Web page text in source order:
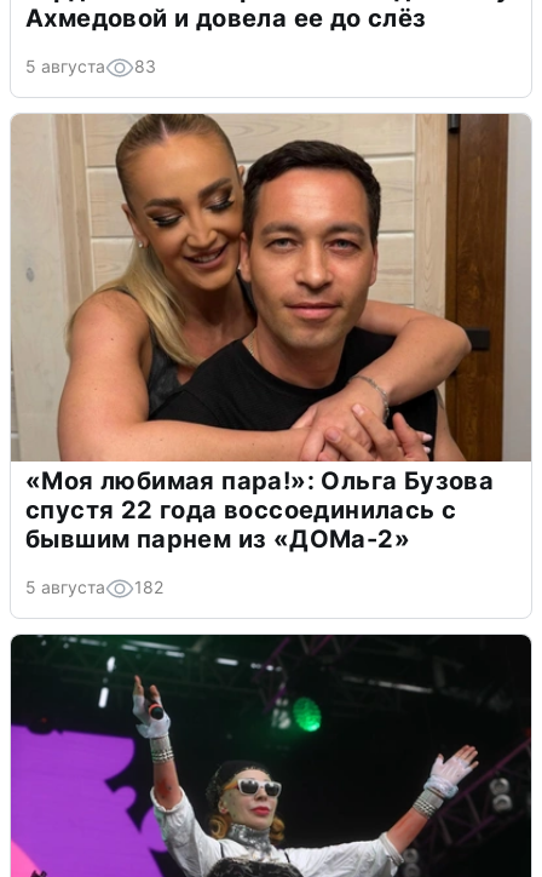
Ахмедовой и довела ее до слёз
5 августа 83
«Моя любимая пара!»: Ольга Бузова
спустя 22 года воссоединилась с
бывшим парнем из «ДОМа-2»
5 августа 182